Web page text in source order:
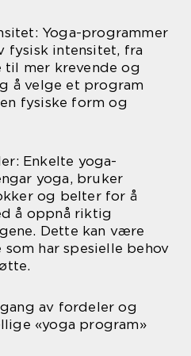
Yoga-programmer
fysisk intensitet, fra
til mer krevende og
å velge et program
fysiske form og
Enkelte yoga-
yoga, bruker
og belter for å
å oppnå riktig
Dette kan være
har spesielle behov
av fordeler og
«yoga program»